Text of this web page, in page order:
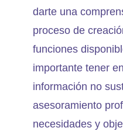
darte una
proceso de
funciones
importante tener
información no
asesoramiento
necesidades y